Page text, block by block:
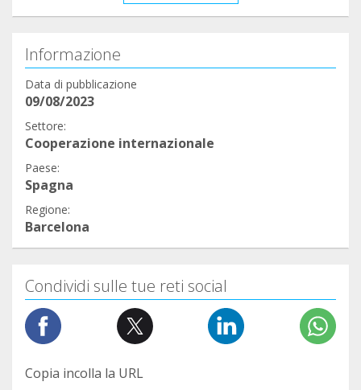
Informazione
Data di pubblicazione
09/08/2023
Settore:
Cooperazione internazionale
Paese:
Spagna
Regione:
Barcelona
Condividi sulle tue reti social
Copia incolla la URL